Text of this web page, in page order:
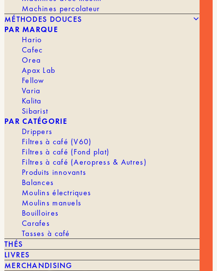
Machines percolateur
MÉTHODES DOUCES
PAR MARQUE
Hario
Cafec
Orea
Apax Lab
Fellow
Varia
Kalita
Sibarist
PAR CATÉGORIE
Drippers
Filtres à café (V60)
Filtres à café (Fond plat)
Filtres à café (Aeropress & Autres)
Produits innovants
Balances
Moulins électriques
Moulins manuels
Bouilloires
Carafes
Tasses à café
THÉS
LIVRES
MERCHANDISING
SCORE
TORRÉFACTION
NOTES DE
DÉGUSTATIONS
ACIDITÉ
Faible
CORPS